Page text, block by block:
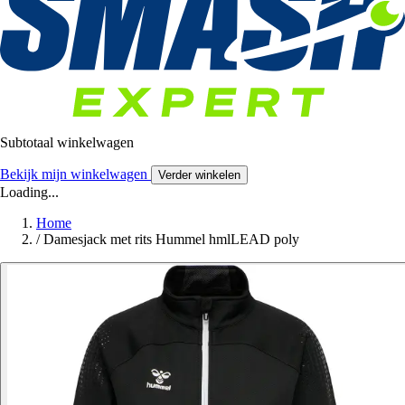
Subtotaal winkelwagen
Bekijk mijn winkelwagen Verder winkelen
Loading...
Home
/ Damesjack met rits Hummel hmlLEAD poly